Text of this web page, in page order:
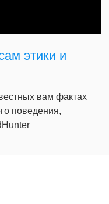
этики и
вам фактах
поведения,